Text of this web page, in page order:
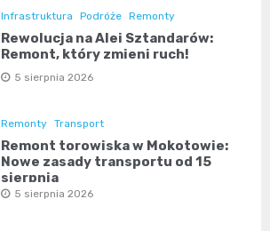
Infrastruktura Podróże Remonty
Rewolucja na Alei Sztandarów:
Remont, który zmieni ruch!
5 sierpnia 2026
Remonty Transport
Remont torowiska w Mokotowie:
Nowe zasady transportu od 15
sierpnia
5 sierpnia 2026